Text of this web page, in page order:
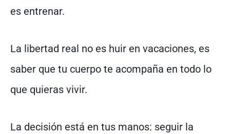
es entrenar.
La libertad real no es huir en vacaciones, es
saber que tu cuerpo te acompaña en todo lo
que quieras vivir.
La decisión está en tus manos: seguir la